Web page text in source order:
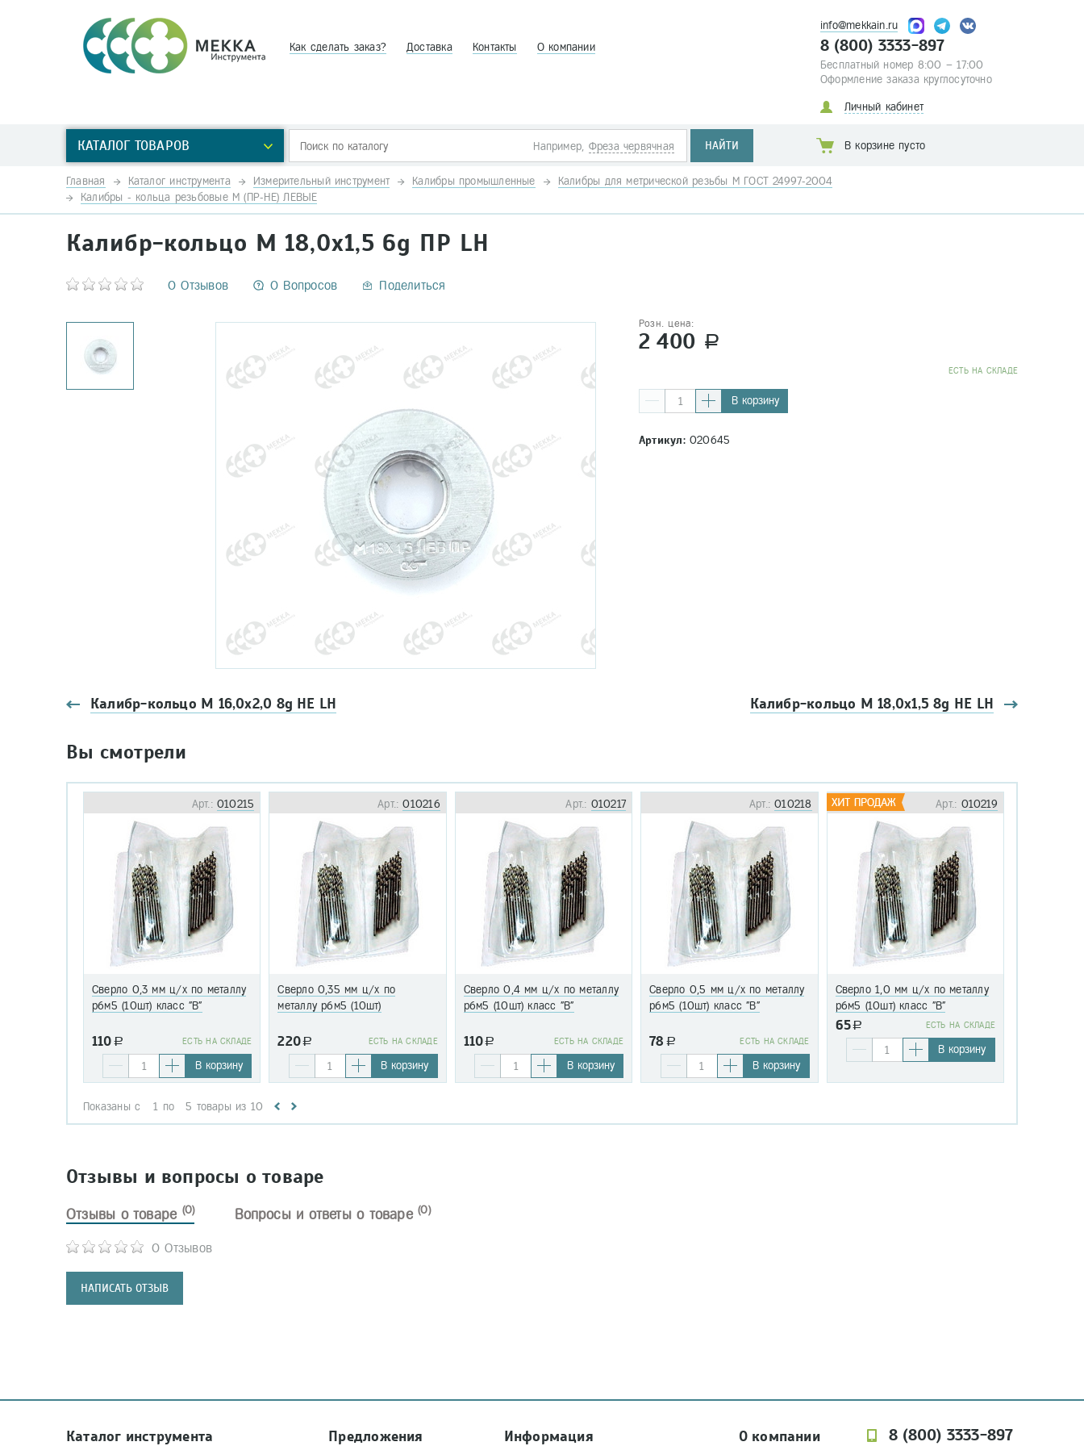
Как сделать заказ? Доставка Контакты О компании
info@mekkain.ru
8 (800) 3333-897
Бесплатный номер 8:00 – 17:00
Оформление заказа круглосуточно
Личный кабинет
КАТАЛОГ ТОВАРОВ Например, Фреза червячная НАЙТИ В корзине пусто
Главная Каталог инструмента Измерительный инструмент Калибры промышленные
Калибры для метрической резьбы М ГОСТ 24997-2004
Калибры - кольца резьбовые М (ПР-НЕ) ЛЕВЫЕ
Калибр-кольцо М 18,0х1,5 6g ПР LH
0 Отзывов 0 Вопросов Поделиться
Розн. цена:
2 400 a
EСТЬ НА СКЛАДЕ
В корзину
Артикул:020645
Калибр-кольцо М 16,0х2,0 8g НЕ LH Калибр-кольцо М 18,0х1,5 8g НЕ LH
Вы смотрели
Арт.:010215
Сверло 0,3 мм ц/х по металлу
р6м5 (10шт) класс "В"
110 a EСТЬ НА СКЛАДЕ
В корзину
Арт.:010216
Сверло 0,35 мм ц/х по
металлу р6м5 (10шт)
220a EСТЬ НА СКЛАДЕ
В корзину
Арт.: 010217
Сверло 0,4 мм ц/х по металлу
р6м5 (10шт) класс "В"
110a EСТЬ НА СКЛАДЕ
В корзину
Арт.:010218
Сверло 0,5 мм ц/х по металлу
р6м5 (10шт) класс "В"
78 a EСТЬ НА СКЛАДЕ
В корзину
Арт.: 010219
Сверло 1,0 мм ц/х по металлу
р6м5 (10шт) класс "В"
65a EСТЬ НА СКЛАДЕ
В корзину
Показаны с 1 по 5 товары из 10
Отзывы и вопросы о товаре
Отзывы о товаре (0)
0 Отзывов
НАПИСАТЬ ОТЗЫВ
Вопросы и ответы о товаре(0)
Каталог инструмента Предложения Информация О компании 8 (800) 3333-897